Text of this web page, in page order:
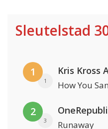
Sleutelstad
1
1 How You
2
3 Runaway